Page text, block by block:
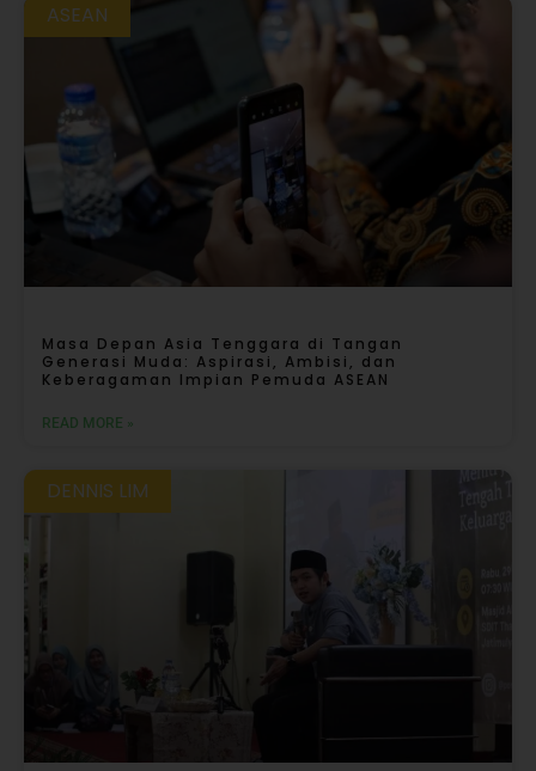
ASEAN
Masa Depan Asia Tenggara di Tangan
Generasi Muda: Aspirasi, Ambisi, dan
Keberagaman Impian Pemuda ASEAN
READ MORE »
DENNIS LIM